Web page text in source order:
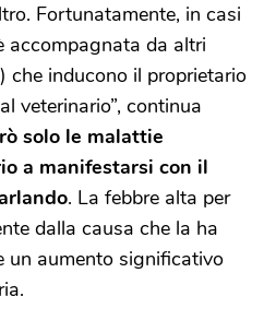
Fortunatamente, in casi
accompagnata da altri
che inducono il proprietario
veterinario”, continua
solo le malattie
a manifestarsi con il
. La febbre alta per
dalla causa che la ha
un aumento significativo